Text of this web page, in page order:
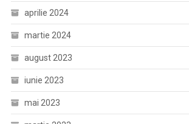
aprilie 2024
martie 2024
august 2023
iunie 2023
mai 2023